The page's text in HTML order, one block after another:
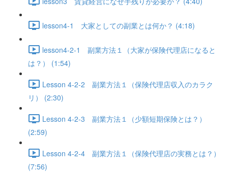
lesson4-1 大家としての副業とは何か？ (4:18)
lesson4-2-1 副業方法１（大家が保険代理店になると
は？） (1:54)
Lesson 4-2-2 副業方法１（保険代理店収入のカラク
リ） (2:30)
Lesson 4-2-3 副業方法１（少額短期保険とは？）
(2:59)
Lesson 4-2-4 副業方法１（保険代理店の実務とは？）
(7:56)